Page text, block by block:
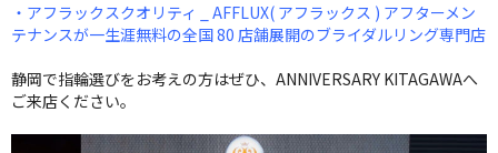
・アフラックスクオリティ _ AFFLUX( アフラックス ) アフターメン
テナンスが一生涯無料の全国 80 店舗展開のブライダルリング専門店
静岡で指輪選びをお考えの方はぜひ、ANNIVERSARY KITAGAWAへ
ご来店ください。